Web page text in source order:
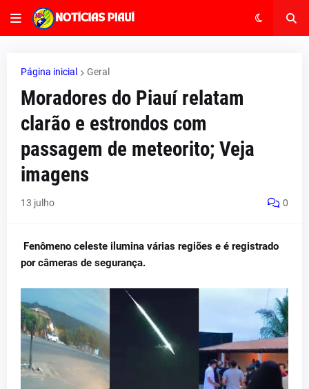
Página inicial Geral
Moradores do Piauí relatam
clarão e estrondos com
passagem de meteorito; Veja
imagens
13 julho 0
Fenômeno celeste ilumina várias regiões e é registrado
por câmeras de segurança.